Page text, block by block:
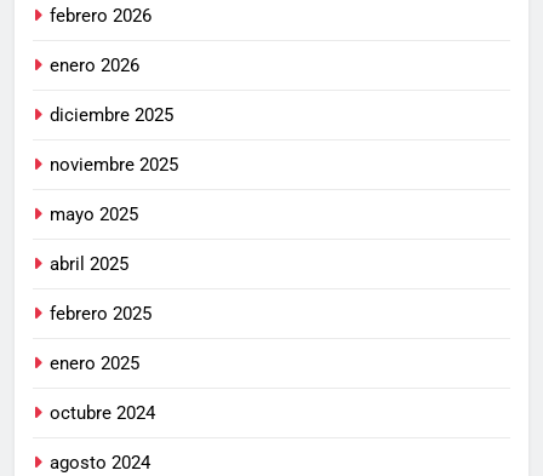
febrero 2026
enero 2026
diciembre 2025
noviembre 2025
mayo 2025
abril 2025
febrero 2025
enero 2025
octubre 2024
agosto 2024